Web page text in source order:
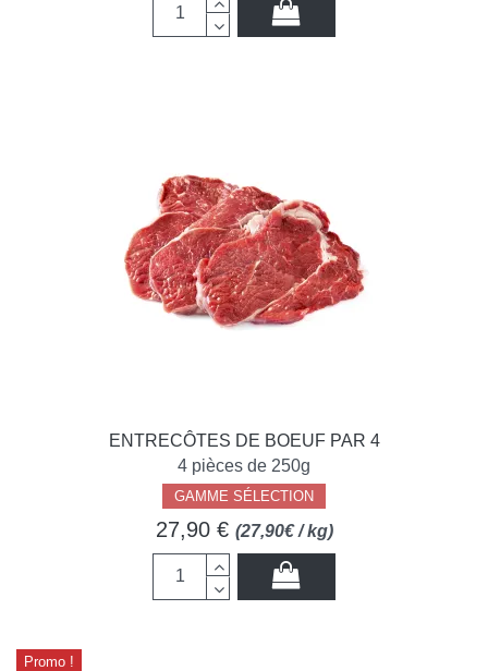
ENTRECÔTES DE BOEUF PAR 4
4 pièces de 250g
GAMME SÉLECTION
27,90 € (27,90€ / kg)
Promo !